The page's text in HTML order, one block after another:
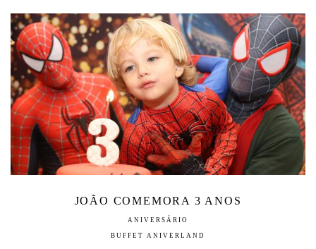
JOÃO COMEMORA 3 ANOS
ANIVERSÁRIO
BUFFET ANIVERLAND